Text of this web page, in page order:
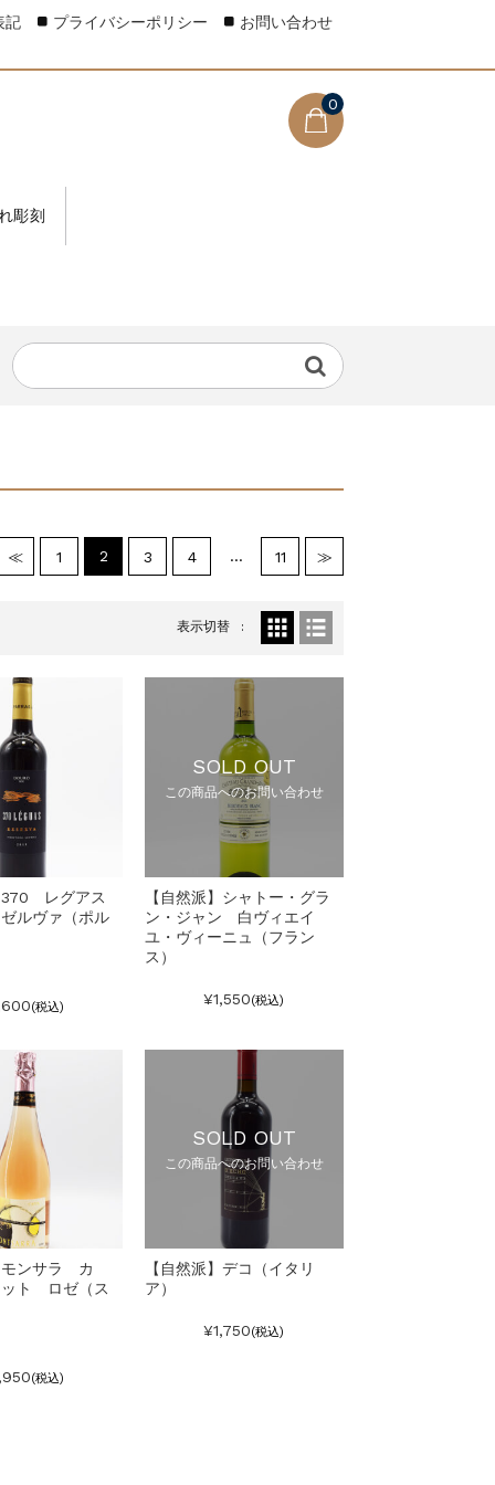
0
彫刻
記 プライバシーポリシー お問い合わせ
≪ 1 2 3 4 … 11 ≫
表示切替
370 レグアス
ルヴァ（ポル
(税込)
SOLD OUT
この商品へのお問い合わせ
【自然派】シャトー・グラ
ン・ジャン 白ヴィエイ
ユ・ヴィーニュ（フラン
ス）
¥1,550(税込)
モンサラ カ
ト ロゼ（ス
(税込)
SOLD OUT
この商品へのお問い合わせ
【自然派】デコ（イタリ
ア）
¥1,750(税込)